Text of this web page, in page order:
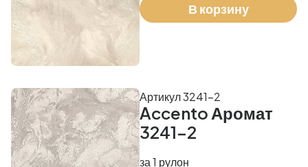
В корзину
Accento Аромат
3241-2
Артикул 3241-2
за 1 рулон